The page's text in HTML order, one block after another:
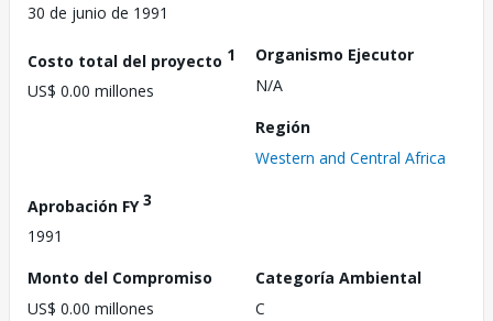
30 de junio de 1991
Costo total del proyecto 1
US$ 0.00 millones
Organismo Ejecutor
N/A
Región
Western and Central Africa
Aprobación FY3
1991
Monto del Compromiso
US$ 0.00 millones
Categoría Ambiental
C